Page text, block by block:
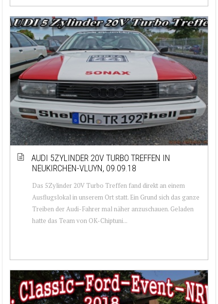
AUDI 5ZYLINDER 20V TURBO TREFFEN IN
NEUKIRCHEN-VLUYN, 09.09.18
Das 5Zylinder 20V Turbo Treffen fand direkt an einem
Ausflugslokal in unserem Ort statt. Ein Grund sich das ganze
Treiben der Audi-Fahrer mal näher anzuschauen. Geladen
hatte das Team von OK-Chiptuni...